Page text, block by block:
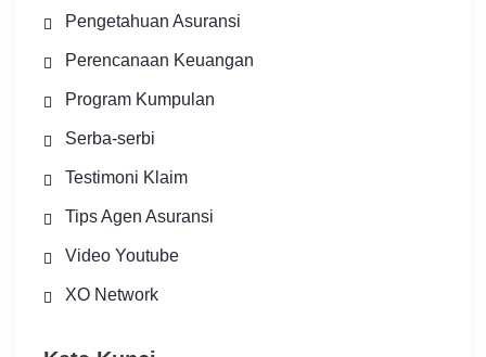
Pengetahuan Asuransi
Perencanaan Keuangan
Program Kumpulan
Serba-serbi
Testimoni Klaim
Tips Agen Asuransi
Video Youtube
XO Network